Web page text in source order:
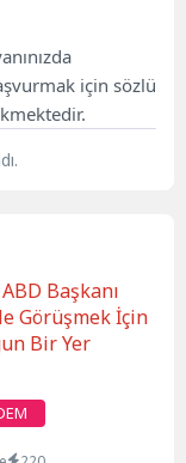
için sözlü